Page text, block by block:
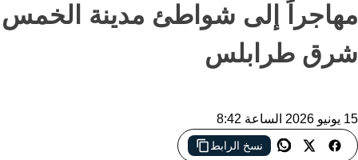
مهاجراً إلى شواطئ مدينة الخمس
شرق طرابلس
15 يونيو 2026 الساعة 8:42
نسخ الرابط
العثور على جثث 15 مهاجراً على سواحل ليبيا يعيد تسليط الضوء على